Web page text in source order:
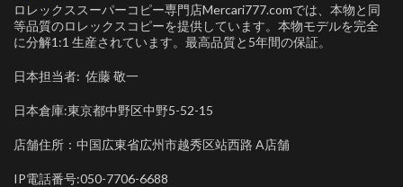
ロレックススーパーコピー専門店Mercari777.comでは、本物と同
等品質のロレックスコピーを提供しています。本物モデルを完全
に分解1:1 生産されています。最高品質と5年間の保証。
日本担当者: 佐藤 敬一
日本倉庫:東京都中野区中野5-52-15
店舗住所：中国広東省広州市越秀区站西路 A店舗
IP電話番号:050-7706-6688